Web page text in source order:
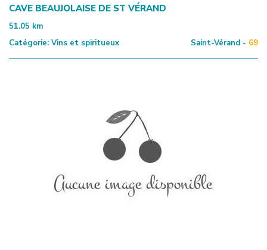
CAVE BEAUJOLAISE DE ST VÉRAND
51.05 km
Catégorie: Vins et spiritueux Saint-Vérand - 69